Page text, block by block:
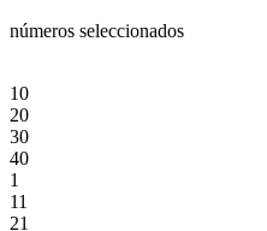
números seleccionados
10
20
30
40
1
11
21